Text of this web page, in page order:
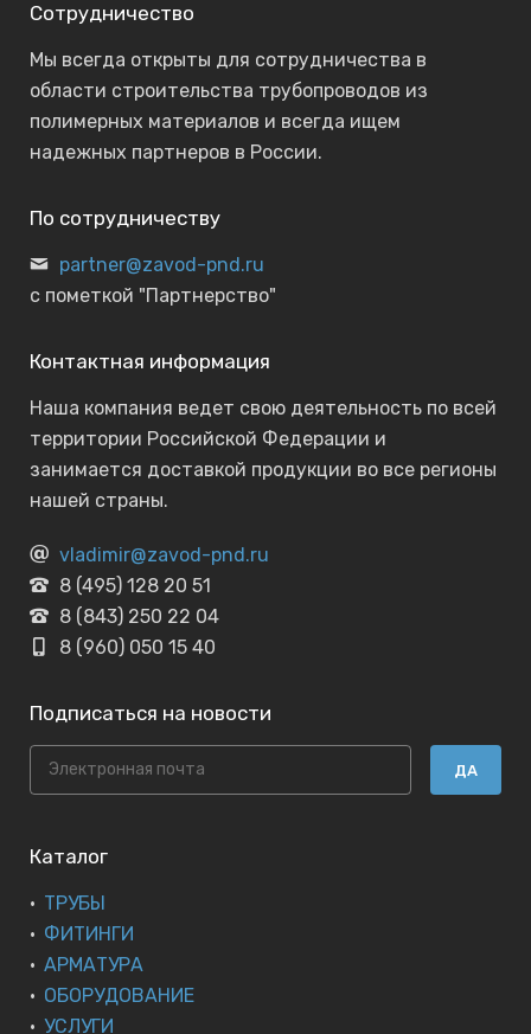
Сотрудничество
Мы всегда открыты для сотрудничества в
области строительства трубопроводов из
полимерных материалов и всегда ищем
надежных партнеров в России.
По сотрудничеству
partner@zavod-pnd.ru
с пометкой "Партнерство"
Контактная информация
Наша компания ведет свою деятельность по всей
территории Российской Федерации и
занимается доставкой продукции во все регионы
нашей страны.
vladimir@zavod-pnd.ru
8 (495) 128 20 51
8 (843) 250 22 04
8 (960) 050 15 40
Подписаться на новости
ДА
Каталог
ТРУБЫ
ФИТИНГИ
АРМАТУРА
ОБОРУДОВАНИЕ
УСЛУГИ